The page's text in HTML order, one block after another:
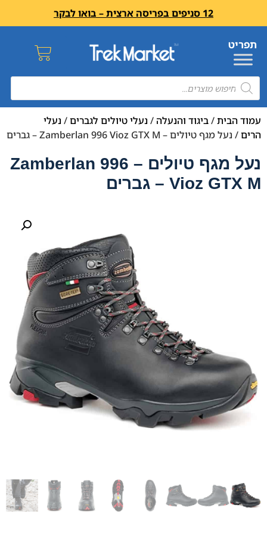
12 סניפים בפריסה ארצית – בואו לבקר
עמוד הבית/ביגוד והנעלה / נעלי טיולים לגברים/ נעלי
הרים/ נעל מגף טיולים – Zamberlan 996 Vioz GTX M – גברים
נעל מגף טיולים – Zamberlan 996
Vioz GTX M – גברים